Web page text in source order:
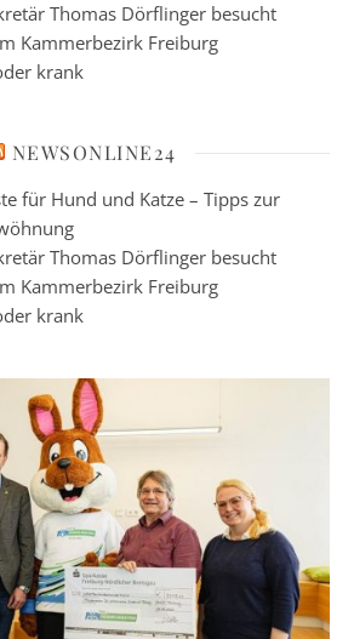
Thomas Dörflinger besucht
Kammerbezirk Freiburg
krank
NEWSONLINE24
für Hund und Katze – Tipps zur
Thomas Dörflinger besucht
Kammerbezirk Freiburg
krank